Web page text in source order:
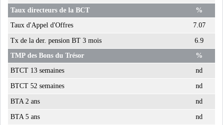
Taux directeurs de la BCT
%
Taux d'Appel d'Offres
7.07
Tx de la der. pension BT 3 mois
6.9
TMP des Bons du Trésor
%
BTCT 13 semaines
nd
BTCT 52 semaines nd
BTA 2 ans nd
BTA 5 ans nd